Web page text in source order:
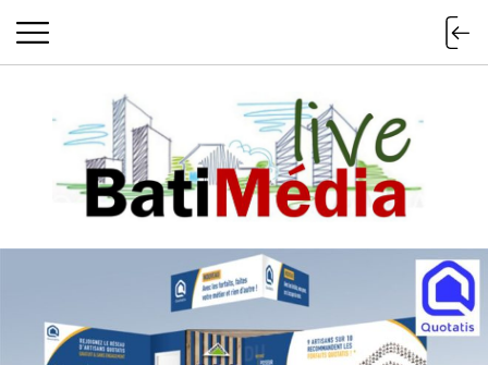
Batimedialive